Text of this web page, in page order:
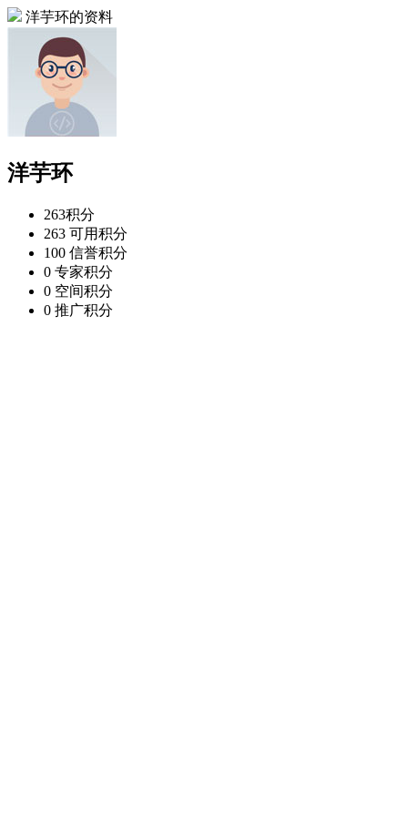
洋芋环的资料
洋芋环
263积分
263 可用积分
100 信誉积分
0 专家积分
0 空间积分
0 推广积分